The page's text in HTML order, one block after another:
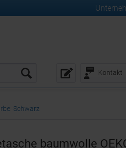
Kontakt
Schwarz
baumwolle